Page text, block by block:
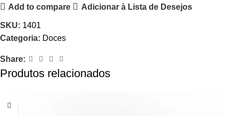
Add to compare Adicionar à Lista de Desejos
SKU: 1401
Categoria: Doces
Share:
Produtos relacionados